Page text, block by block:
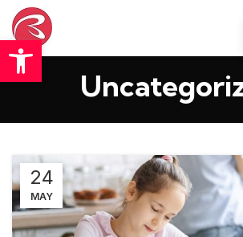
Abrir barra de herramientas
24
MAY